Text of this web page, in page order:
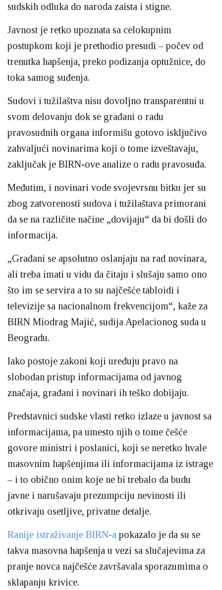
sudskih odluka do naroda zaista i stigne.
Javnost je retko upoznata sa celokupnim
postupkom koji je prethodio presudi – počev od
trenutka hapšenja, preko podizanja optužnice, do
toka samog suđenja.
Sudovi i tužilaštva nisu dovoljno transparentni u
svom delovanju dok se građani o radu
pravosudnih organa informišu gotovo isključivo
zahvaljući novinarima koji o tome izveštavaju,
zaključak je BIRN-ove analize o radu pravosuđa.
Međutim, i novinari vode svojevrsnu bitku jer su
zbog zatvorenosti sudova i tužilaštava primorani
da se na različite načine „dovijaju“ da bi došli do
informacija.
„Građani se apsolutno oslanjaju na rad novinara,
ali treba imati u vidu da čitaju i slušaju samo ono
što im se servira a to su najčešće tabloidi i
televizije sa nacionalnom frekvencijom“, kaže za
BIRN Miodrag Majić, sudija Apelacionog suda u
Beogradu.
Iako postoje zakoni koji uređuju pravo na
slobodan pristup informacijama od javnog
značaja, građani i novinari ih teško dobijaju.
Predstavnici sudske vlasti retko izlaze u javnost sa
informacijama, pa umesto njih o tome češće
govore ministri i poslanici, koji se neretko hvale
masovnim hapšenjima ili informacijama iz istrage
– i to obično onim koje ne bi trebalo da budu
javne i narušavaju prezumpciju nevinosti ili
otkrivaju osetljive, privatne detalje.
Ranije istraživanje BIRN-a pokazalo je da su se
takva masovna hapšenja u vezi sa slučajevima za
pranje novca najčešće završavala sporazumima o
sklapanju krivice.